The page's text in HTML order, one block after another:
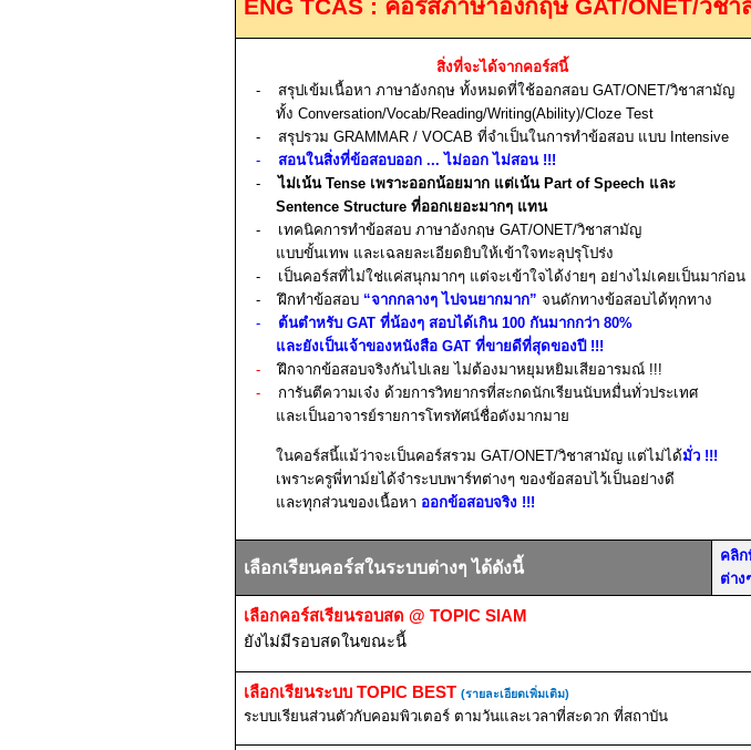
ENG TCAS : คอร์สภาษาอังกฤษGAT/ONET/วิชา
สิ่งที่จะได้จากคอร์สนี้
-
สรุปเข้มเนื้อหา ภาษาอังกฤษ ทั้งหมดที่ใช้ออกสอบ GAT/ONET/วิชาสามัญ
ทั้ง Conversation/Vocab/Reading/Writing(Ability)/Cloze Test
-
สรุปรวม GRAMMAR/ VOCAB ที่จำเป็นในการทำข้อสอบ แบบ Intensive
-
สอนในสิ่งที่ข้อสอบออก ... ไม่ออก ไม่สอน !!!
-
ไม่เน้น Tense เพราะออกน้อยมาก แต่เน้น Part of Speech และ
Sentence Structure ที่ออกเยอะมากๆ แทน
-
เทคนิคการทำข้อสอบ ภาษาอังกฤษ GAT/ONET/วิชาสามัญ
แบบขั้นเทพ และเฉลยละเอียดยิบให้เข้าใจทะลุปรุโปร่ง
-
เป็นคอร์สที่ไม่ใช่แค่สนุกมากๆ แต่จะเข้าใจได้ง่ายๆ อย่างไม่เคยเป็นมาก่อน
-
ฝึกทำข้อสอบ “จากกลางๆ ไปจนยากมาก” จนดักทางข้อสอบได้ทุกทาง
-
ต้นตำหรับ GAT ที่น้องๆ สอบได้เกิน100กันมากกว่า 80%
และยังเป็นเจ้าของหนังสือ GAT ที่ขายดีที่สุดของปี !!!
-
ฝึกจากข้อสอบจริงกันไปเลย ไม่ต้องมาหยุมหยิมเสียอารมณ์ !!!
-
การันตีความเจ๋ง ด้วยการวิทยากรที่สะกดนักเรียนนับหมื่นทั่วประเทศ
และเป็นอาจารย์รายการโทรทัศน์ชื่อดังมากมาย
ในคอร์สนี้แม้ว่าจะเป็นคอร์สรวม GAT/ONET/วิชาสามัญ แต่ไม่ได้มั่ว !!!
เพราะครูพี่ทาม์ยได้จำระบบพาร์ทต่างๆ ของข้อสอบไว้เป็นอย่างดี
และทุกส่วนของเนื้อหา ออกข้อสอบจริง !!!
เลือกเรียนคอร์สในระบบต่างๆ ได้ดังนี้
คลิก
ต่า
เลือกคอร์สเรียนรอบสด@ TOPIC SIAM
ยังไม่มีรอบสดในขณะนี้
เลือกเรียนระบบTOPIC BEST (รายละเอียดเพิ่มเติม)
ระบบเรียนส่วนตัวกับคอมพิวเตอร์ ตามวันและเวลาที่สะดวก ที่สถาบัน